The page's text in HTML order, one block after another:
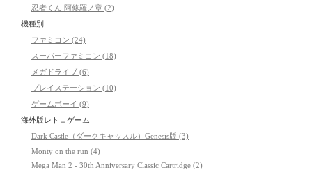
忍者くん 阿修羅ノ章 (2)
機種別
ファミコン (24)
スーパーファミコン (18)
メガドライブ (6)
プレイステーション (10)
ゲームボーイ (9)
海外版レトロゲーム
Dark Castle（ダークキャッスル）Genesis版 (3)
Monty on the run (4)
Mega Man 2 - 30th Anniversary Classic Cartridge (2)